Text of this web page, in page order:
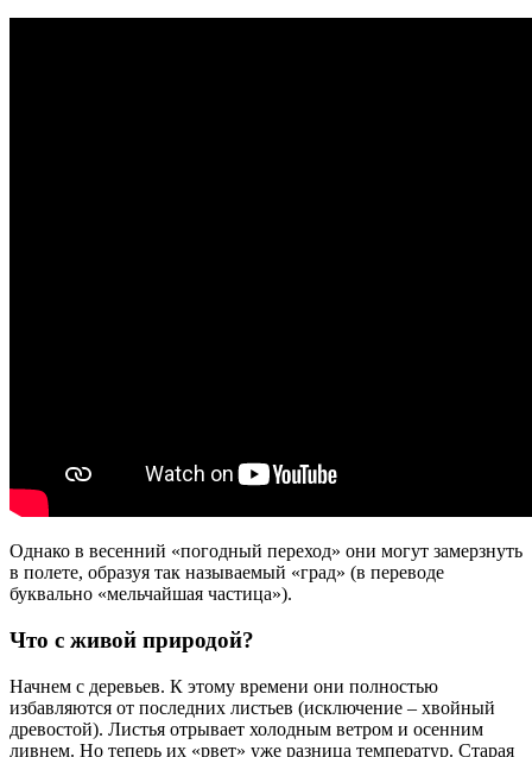
Однако в весенний «погодный переход» они могут замерзнуть
в полете, образуя так называемый «град» (в переводе
буквально «мельчайшая частица»).
Что с живой природой?
Начнем с деревьев. К этому времени они полностью
избавляются от последних листьев (исключение – хвойный
древостой). Листья отрывает холодным ветром и осенним
ливнем. Но теперь их «рвет» уже разница температур. Старая